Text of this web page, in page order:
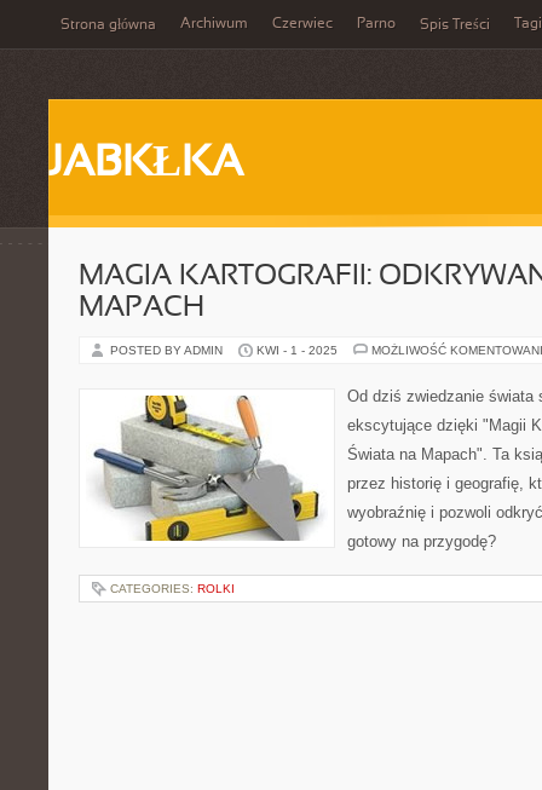
Strona główna Archiwum Czerwiec Parno Spis Treści Tagi
JABKŁKA
MAGIA KARTOGRAFII:
MAPACH
POSTED BY ADMIN KWI - 1 - 2025 MOŻLIWOŚĆ
Od dziś zwiedzanie świata
ekscytujące dzięki "Magii
Świata na Mapach". Ta
przez historię i geografię,
wyobraźnię i pozwoli
gotowy na przygodę?
CATEGORIES: ROLKI